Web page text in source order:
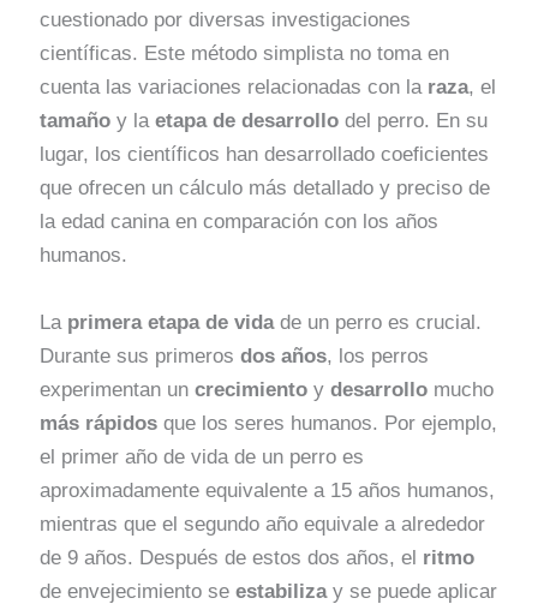
cuestionado por diversas investigaciones
científicas. Este método simplista no toma en
cuenta las variaciones relacionadas con la raza, el
tamañoy laetapa de desarrollo del perro. En su
lugar, los científicos han desarrollado coeficientes
que ofrecen un cálculo más detallado y preciso de
la edad canina en comparación con los años
humanos.
La primera etapa de vidade un perro es crucial.
Durante sus primerosdos años, los perros
experimentan uncrecimientoydesarrollo mucho
más rápidos que los seres humanos. Por ejemplo,
el primer año de vida de un perro es
aproximadamente equivalente a 15 años humanos,
mientras que el segundo año equivale a alrededor
de 9 años. Después de estos dos años, el ritmo
de envejecimiento seestabilizay se puede aplicar